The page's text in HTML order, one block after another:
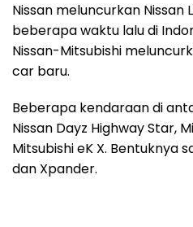
Nissan meluncurkan Nissan
beberapa waktu lalu di
Nissan-Mitsubishi
car baru.
Beberapa kendaraan di
Nissan Dayz Highway Star,
Mitsubishi eK X. Bentuknya
dan Xpander.